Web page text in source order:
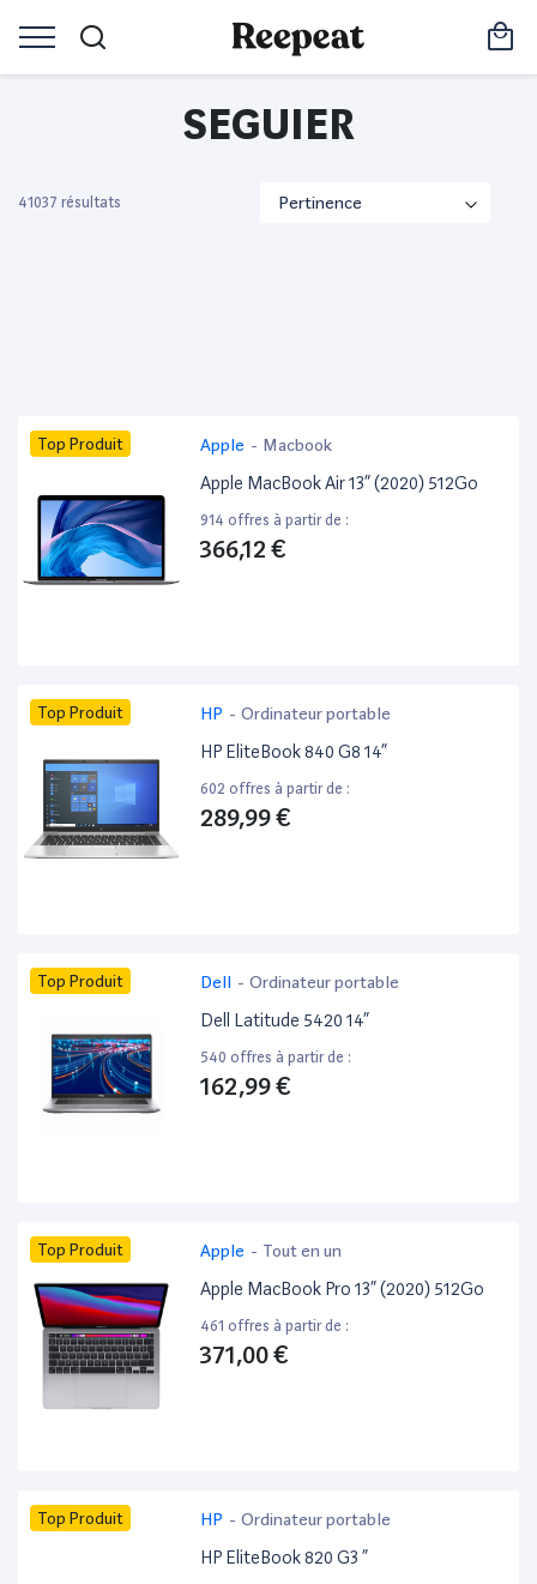
SEGUIER
41037 résultats
Top Produit Apple - Macbook
Apple MacBook Air 13” (2020) 512Go
914 offres à partir de :
366,12 €
Top Produit HP - Ordinateur portable
HP EliteBook 840 G8 14”
602 offres à partir de :
289,99 €
Top Produit Dell - Ordinateur portable
Dell Latitude 5420 14”
540 offres à partir de :
162,99 €
Top Produit Apple - Tout en un
Apple MacBook Pro 13” (2020) 512Go
461 offres à partir de :
371,00 €
Top Produit HP - Ordinateur portable
HP EliteBook 820 G3 ”